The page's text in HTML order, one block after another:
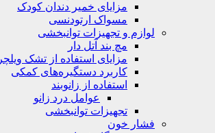
مزایای خمیر دندان کودک
مسواک ارتودنسی
لوازم و تجهیزات توانبخشی
مچ بند آتل دار
مزایای استفاده از تشک ویلچر
کاربرد دستگیره‌های کمکی
استفاده از زانوبند
عوامل درد زانو
تجهیزات توانبخشی
فشار خون